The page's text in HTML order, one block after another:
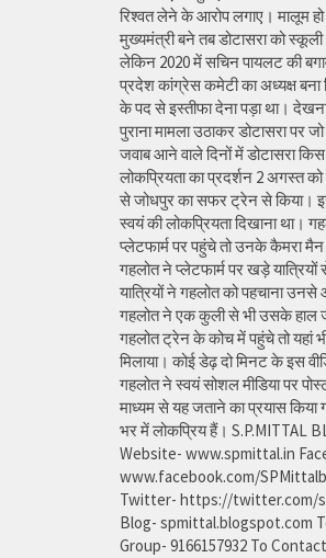
रिश्वत लेने के आरोप लगाए। मालूम
मुख्यमंत्री बने तब डोटासरा को स्कूली
लेकिन 2020 में सचिन पायलट की
प्रदेश कांग्रेस कमेटी का अध्यक्ष बना
के पद से इस्तीफा देना पड़ा था। देखना
पुराना मामला उठाकर डोटासरा पर
जवाब आने वाले दिनों में डोटासरा
लोकप्रियता का प्रदर्शन 2 अगस्त
से जोधपुर का सफर ट्रेन से किया।
स्वयं की लोकप्रियता दिखाना था।
प्लेटफार्म पर पहुंचे तो उनके कैमरा
गहलोत ने प्लेटफार्म पर खड़े
यात्रियों ने गहलोत को पहचाना उनसे
गहलोत ने एक कुली से भी उसके हाल
गहलोत ट्रेन के कोच में पहुंचे तो यहां
मिलाया। कोई डेढ़ दो मिनट के इस
गहलोत ने स्वयं सोशल मीडिया पर
माध्यम से यह जताने का प्रयास
भर में लोकप्रिय हैं। S.P.MITTAL
Website- www.spmittal.in
www.facebook.com/
Twitter- https://twitter.com/
Blog- spmittal.blogspot.com
Group- 9166157932 To